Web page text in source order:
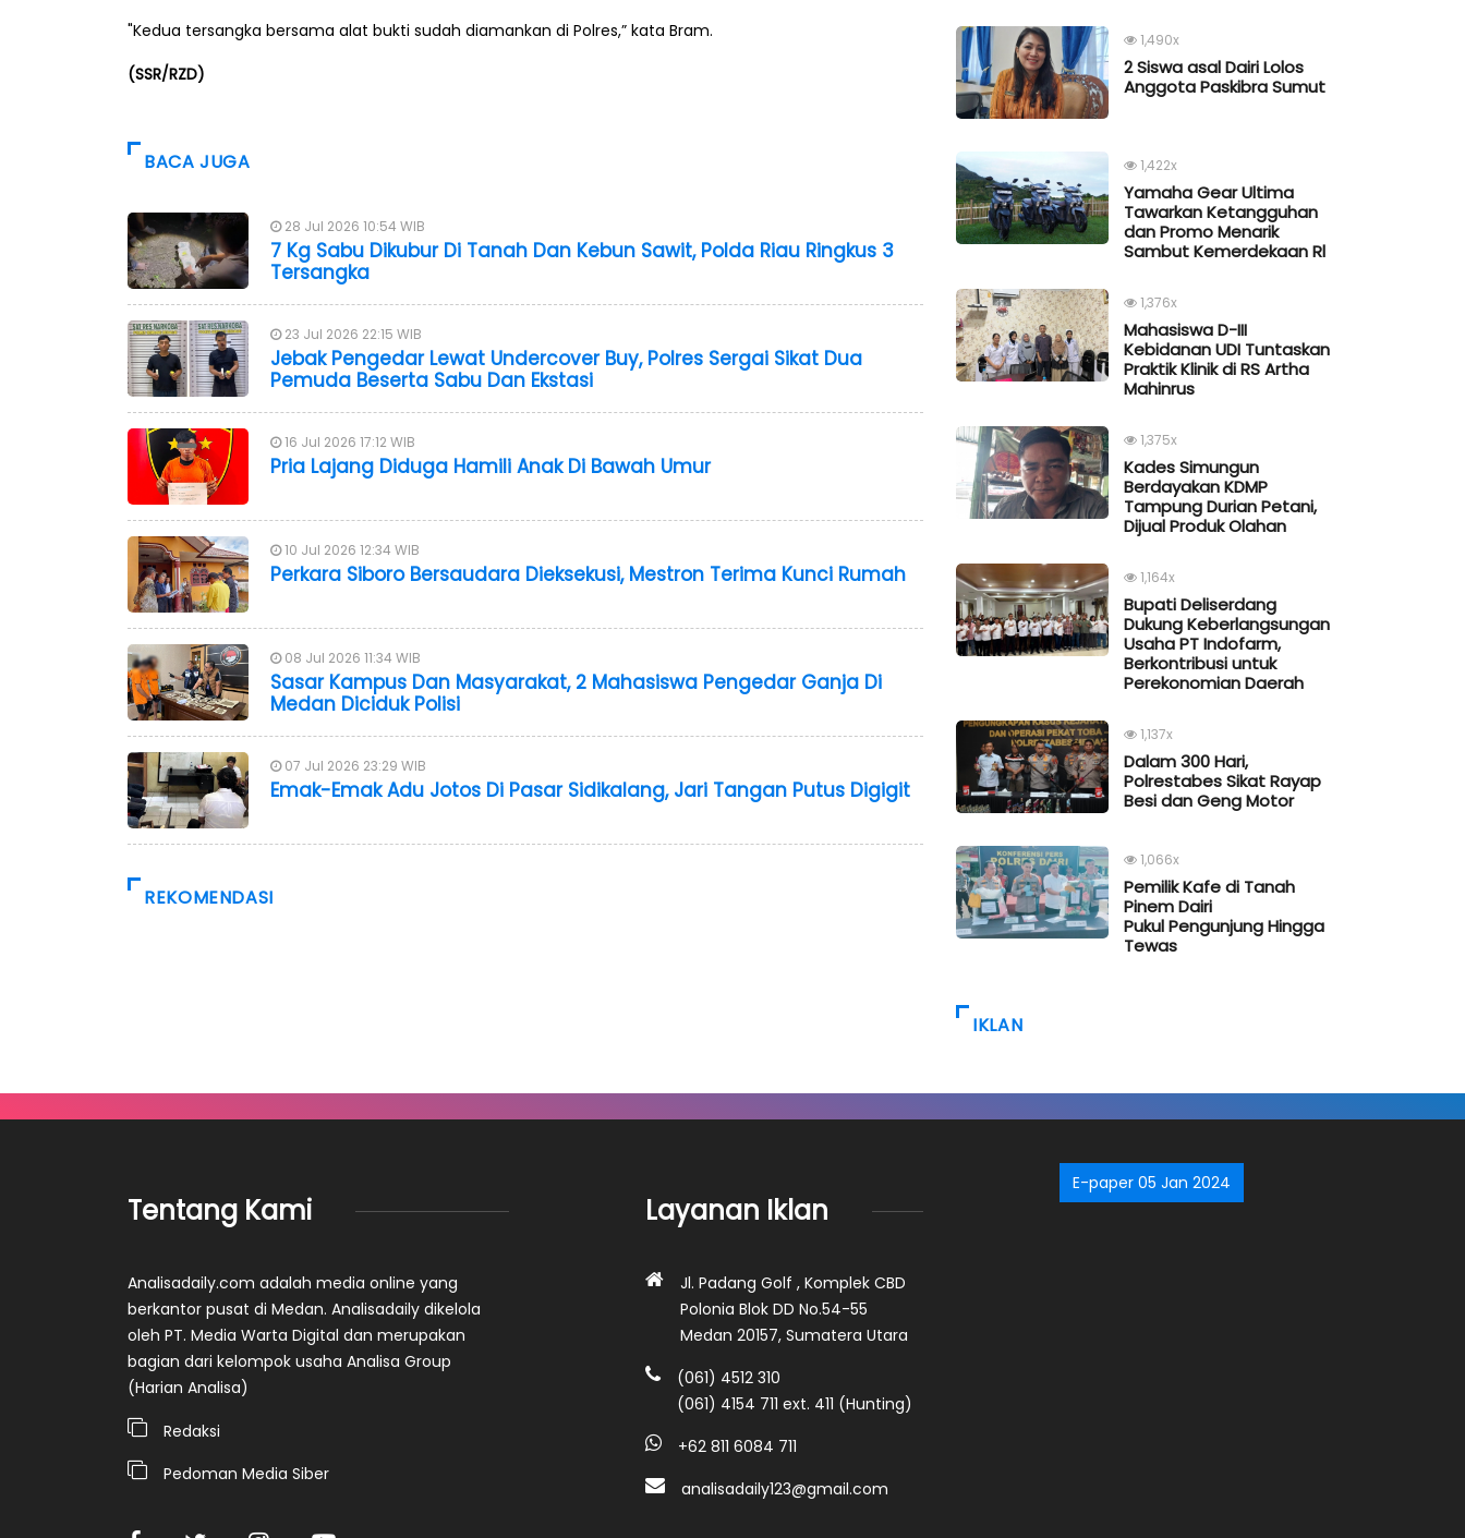
"Kedua tersangka bersama alat bukti sudah diamankan di Polres,” kata Bram.
(SSR/RZD)
BACA JUGA
28 Jul 2026 10:54 WIB
7 Kg Sabu Dikubur Di Tanah Dan Kebun Sawit, Polda Riau Ringkus 3
Tersangka
23 Jul 2026 22:15 WIB
Jebak Pengedar Lewat Undercover Buy, Polres Sergai Sikat Dua
Pemuda Beserta Sabu Dan Ekstasi
16 Jul 2026 17:12 WIB
Pria Lajang Diduga Hamili Anak Di Bawah Umur
10 Jul 2026 12:34 WIB
Perkara Siboro Bersaudara Dieksekusi, Mestron Terima Kunci Rumah
08 Jul 2026 11:34 WIB
Sasar Kampus Dan Masyarakat, 2 Mahasiswa Pengedar Ganja Di
Medan Diciduk Polisi
07 Jul 2026 23:29 WIB
Emak-Emak Adu Jotos Di Pasar Sidikalang, Jari Tangan Putus Digigit
REKOMENDASI
1,490x
2 Siswa asal Dairi Lolos
Anggota Paskibra Sumut
1,422x
Yamaha Gear Ultima
Tawarkan Ketangguhan
dan Promo Menarik
Sambut Kemerdekaan Rl
1,376x
Mahasiswa D-III
Kebidanan UDI Tuntaskan
Praktik Klinik di RS Artha
Mahinrus
1,375x
Kades Simungun
Berdayakan KDMP
Tampung Durian Petani,
Dijual Produk Olahan
1,164x
Bupati Deliserdang
Dukung Keberlangsungan
Usaha PT Indofarm,
Berkontribusi untuk
Perekonomian Daerah
1,137x
Dalam 300 Hari,
Polrestabes Sikat Rayap
Besi dan Geng Motor
1,066x
Pemilik Kafe di Tanah
Pinem Dairi
Pukul Pengunjung Hingga
Tewas
IKLAN
Tentang Kami
Analisadaily.com adalah media online yang
berkantor pusat di Medan. Analisadaily dikelola
oleh PT. Media Warta Digital dan merupakan
bagian dari kelompok usaha Analisa Group
(Harian Analisa)
Redaksi
Pedoman Media Siber
Layanan Iklan
Jl. Padang Golf , Komplek CBD
Polonia Blok DD No.54-55
Medan 20157, Sumatera Utara
(061) 4512 310
(061) 4154 711 ext. 411 (Hunting)
+62 811 6084 711
analisadaily123@gmail.com
E-paper 05 Jan 2024